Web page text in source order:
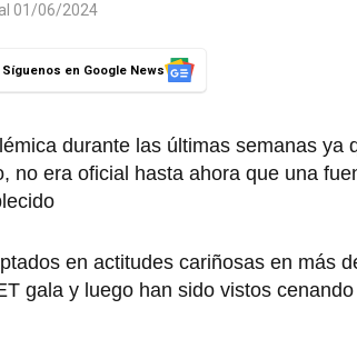
01/06/2024
Síguenos en Google News
durante las últimas semanas ya
no era oficial hasta ahora que una
en actitudes cariñosas en más
gala y luego han sido vistos